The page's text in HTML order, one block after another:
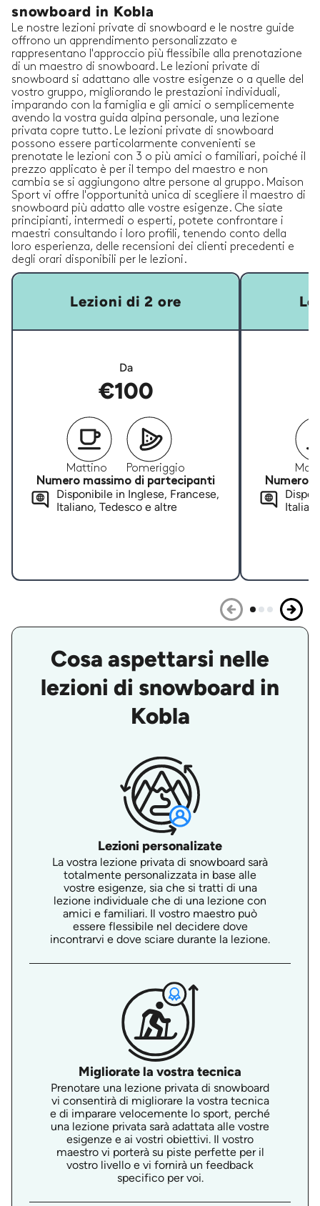
snowboard in Kobla
Le nostre lezioni private di snowboard e le nostre guide
offrono un apprendimento personalizzato e
rappresentano l'approccio più flessibile alla prenotazione
di un maestro di snowboard. Le lezioni private di
snowboard si adattano alle vostre esigenze o a quelle del
vostro gruppo, migliorando le prestazioni individuali,
imparando con la famiglia e gli amici o semplicemente
avendo la vostra guida alpina personale, una lezione
privata copre tutto. Le lezioni private di snowboard
possono essere particolarmente convenienti se
prenotate le lezioni con 3 o più amici o familiari, poiché il
prezzo applicato è per il tempo del maestro e non
cambia se si aggiungono altre persone al gruppo. Maison
Sport vi offre l'opportunità unica di scegliere il maestro di
snowboard più adatto alle vostre esigenze. Che siate
principianti, intermedi o esperti, potete confrontare i
maestri consultando i loro profili, tenendo conto della
loro esperienza, delle recensioni dei clienti precedenti e
degli orari disponibili per le lezioni.
Lezioni di 2 ore
Da
€100
Mattino
Pomeriggio
Numero massimo di partecipanti
Disponibile in Inglese, Francese,
Italiano, Tedesco e altre
Numero
Cosa aspettarsi nelle
lezioni di snowboard in
Kobla
Lezioni personalizate
La vostra lezione privata di snowboard sarà
totalmente personalizzata in base alle
vostre esigenze, sia che si tratti di una
lezione individuale che di una lezione con
amici e familiari. Il vostro maestro può
essere flessibile nel decidere dove
incontrarvi e dove sciare durante la lezione.
Migliorate la vostra tecnica
Prenotare una lezione privata di snowboard
vi consentirà di migliorare la vostra tecnica
e di imparare velocemente lo sport, perché
una lezione privata sarà adattata alle vostre
esigenze e ai vostri obiettivi. Il vostro
maestro vi porterà su piste perfette per il
vostro livello e vi fornirà un feedback
specifico per voi.